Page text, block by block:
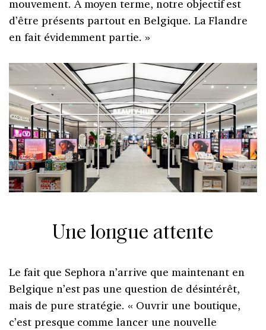
mouvement. À moyen terme, notre objectif est
d’être présents partout en Belgique. La Flandre
en fait évidemment partie. »
Une longue attente
Le fait que Sephora n’arrive que maintenant en
Belgique n’est pas une question de désintérêt,
mais de pure stratégie. « Ouvrir une boutique,
c’est presque comme lancer une nouvelle